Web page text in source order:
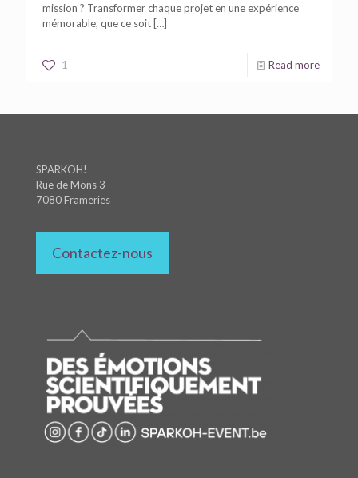
mission ? Transformer chaque projet en une expérience
mémorable, que ce soit […]
1 Read more
SPARKOH!
Rue de Mons 3
7080 Frameries
Contactez-nous